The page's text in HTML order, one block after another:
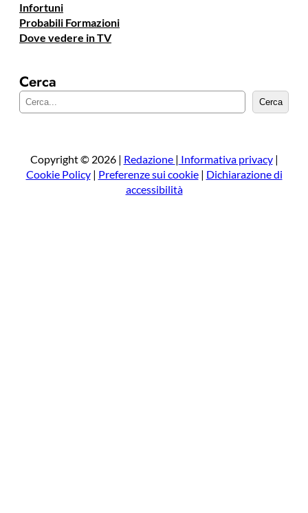
Infortuni
Probabili Formazioni
Dove vedere in TV
Cerca
e
a
Cerca
Copyright © 2026 | Redazione | Informativa privacy|
Cookie Policy| Preferenze sui cookie| Dichiarazione di
accessibilità